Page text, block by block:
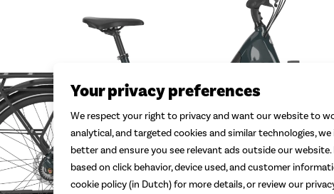
Your privacy preferences
We respect your right to privacy and want our website to
analytical, and targeted cookies and similar technologies,
better and ensure you see relevant ads outside our
based on click behavior, device used, and customer
cookie policy (in Dutch) for more details, or review our